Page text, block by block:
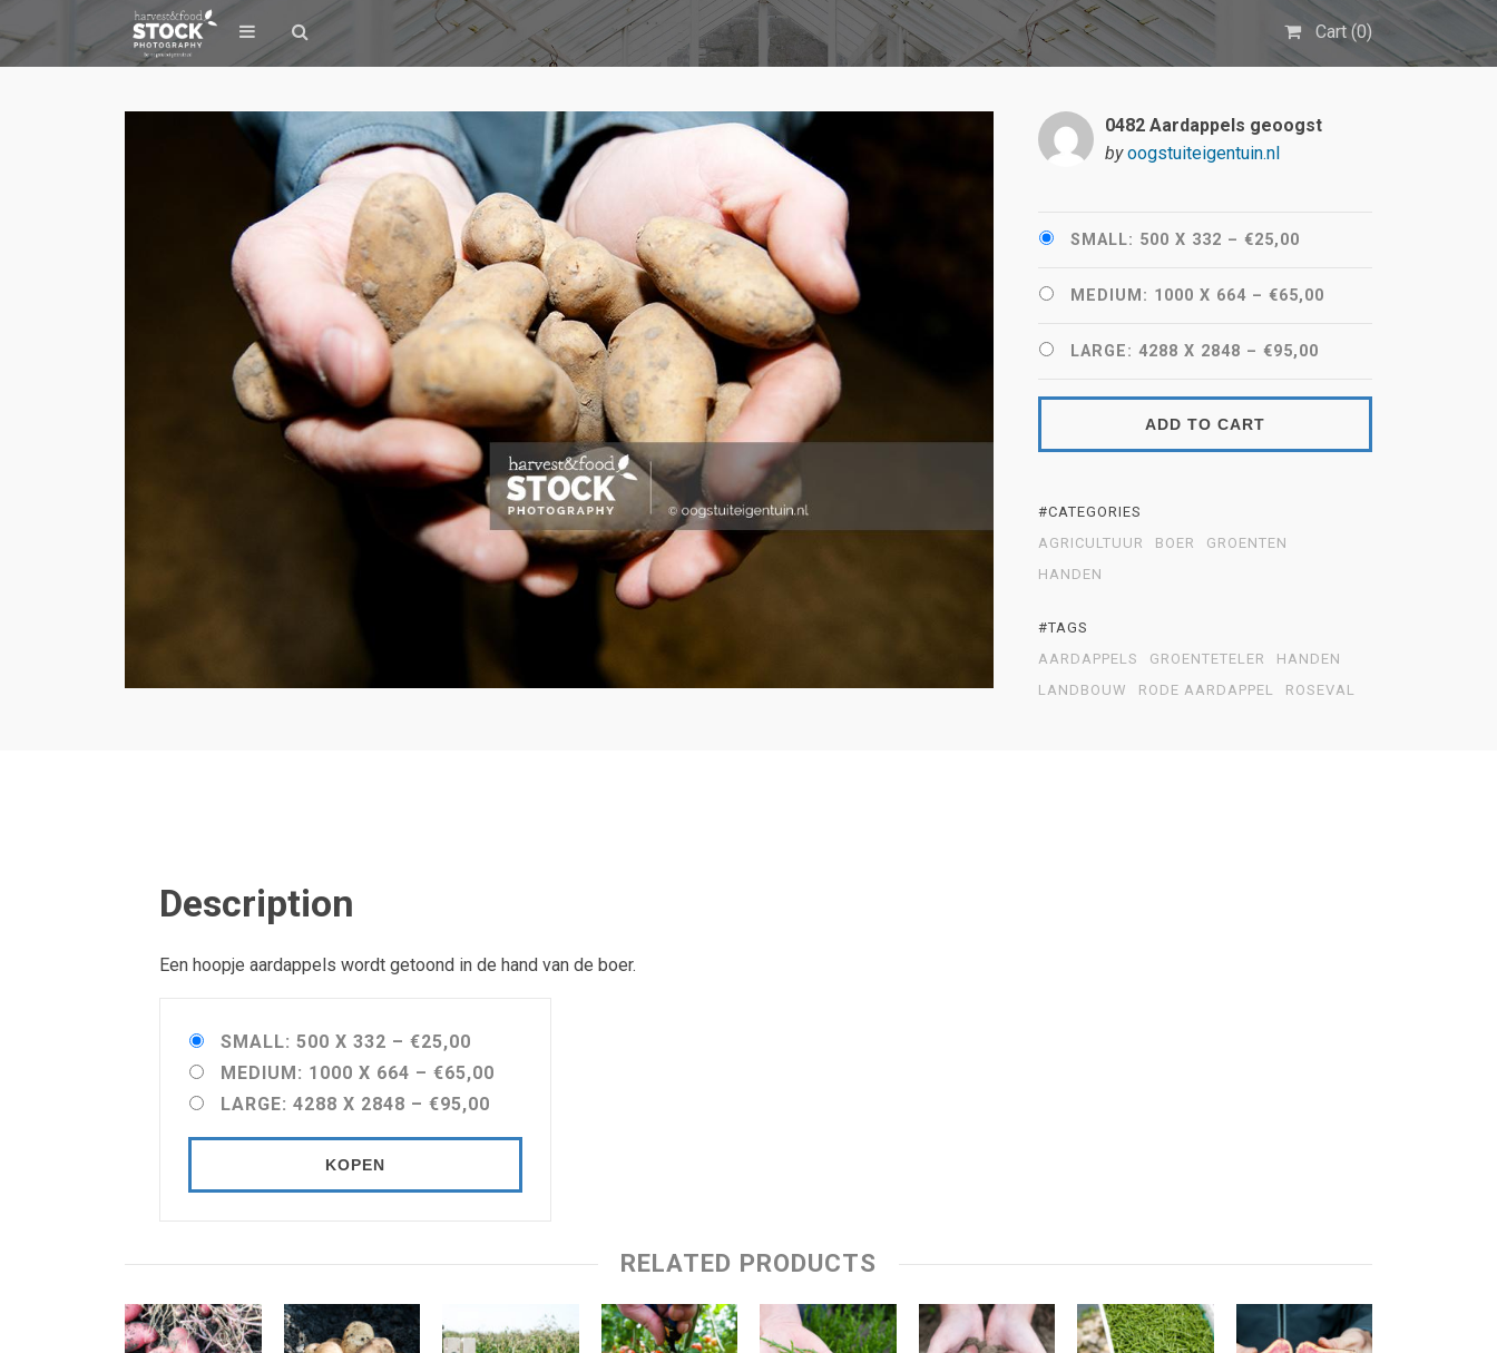
Cart (0)
0482 Aardappels geoogst
by oogstuiteigentuin.nl
SMALL: 500 X 332 – €25,00
MEDIUM: 1000 X 664 – €65,00
LARGE: 4288 X 2848 – €95,00
ADD TO CART
#CATEGORIES
AGRICULTUUR
BOER
GROENTEN
HANDEN
#TAGS
AARDAPPELS
GROENTETELER
HANDEN
LANDBOUW
RODE AARDAPPEL ROSEVAL
Description
Een hoopje aardappels wordt getoond in de hand van de boer.
SMALL: 500 X 332 – €25,00
MEDIUM: 1000 X 664 – €65,00
LARGE: 4288 X 2848 – €95,00
KOPEN
RELATED PRODUCTS